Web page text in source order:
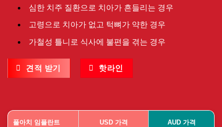
심한 치주 질환으로 치아가 흔들리는 경우
고령으로 치아가 없고 턱뼈가 약한 경우
가철성 틀니로 식사에 불편을 겪는 경우
견적 받기 핫라인
풀아치 임플란트 USD 가격 AUD 가격